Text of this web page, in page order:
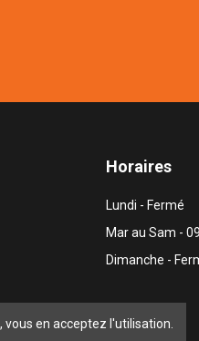
Horaires
Lundi - Fermé
Mar au Sam -
Dimanche -
en acceptez l'utilisation.